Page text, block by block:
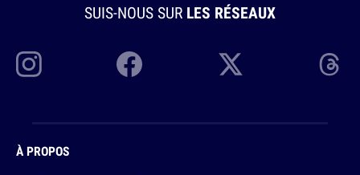
SUIS-NOUS SUR LES RÉSEAUX
À PROPOS